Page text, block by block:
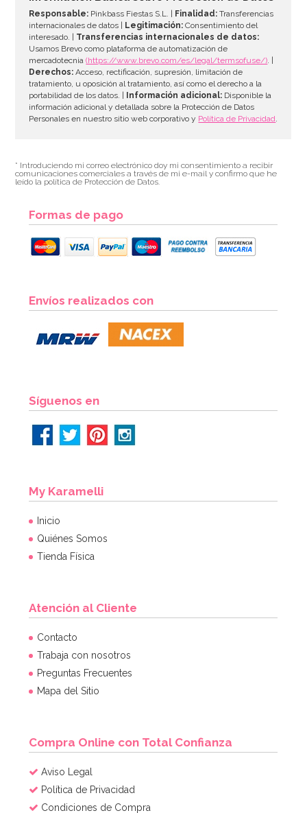
AÑADIR
4,95€ 3,95€
Molde para Tartas Monster High
14,95€
AÑADIR
Responsable: Pinkbass Fiestas S.L. | Finalidad: Transferencias
internacionales de datos |
Legitimación: Consentimiento del
interesado. | Transferencias internacionales de datos:
Usamos Brevo como plataforma de automatización de
mercadotecnia(https://www.brevo.com/es/legal/termsofuse/). |
Derechos: Acceso, rectificación, supresión, limitación de
tratamiento, u oposición al tratamiento, así como el derecho a la
portabilidad de los datos. |
Información adicional: Disponible la
información adicional y detallada sobre la Protección de Datos
Personales en nuestro sitio web corporativo y Política de Privacidad.
* Introduciendo mi correo electrónico doy mi consentimiento a recibir
comunicaciones comerciales a través de mi e-mail y confirmo que he
leído la política de Protección de Datos.
Formas de pago
Envíos realizados con
Síguenos en
My Karamelli
Inicio
Quiénes Somos
Tienda Física
Atención al Cliente
Contacto
Trabaja con nosotros
Preguntas Frecuentes
Mapa del Sitio
Compra Online con Total Confianza
Aviso Legal
Política de Privacidad
Condiciones de Compra